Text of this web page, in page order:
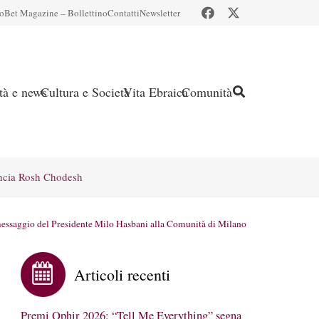
Bet Magazine – BollettinoContattiNewsletter
e newsCultura e SocietàVita EbraicaComunità
Rosh Chodesh
del Presidente Milo Hasbani alla Comunità di Milano
Articoli recenti
Premi Ophir 2026: “Tell Me Everything” segna